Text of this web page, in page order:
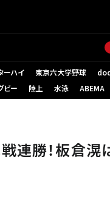
ーハイ 東京六大学野球 （
ビー 陸上 水泳 ABEMA
連勝！板倉